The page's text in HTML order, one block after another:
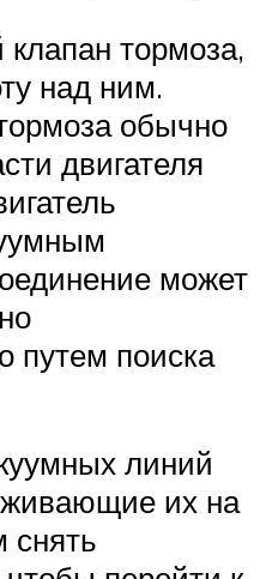
тормоза,
над ним.
обычно
двигателя
может
путем поиска
линий
их на
снять